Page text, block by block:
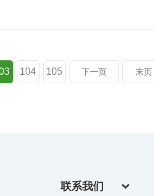
104 105 下一页 末页
联系我们